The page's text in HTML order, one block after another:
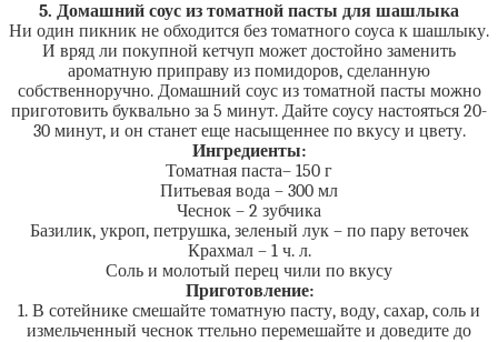
5. Домашний соус из томатной пасты для шашлыка
Ни один пикник не обходится без томатного соуса к шашлыку.
И вряд ли покупной кетчуп может достойно заменить
ароматную приправу из помидоров, сделанную
собственноручно. Домашний соус из томатной пасты можно
приготовить буквально за 5 минут. Дайте соусу настояться 20-
30 минут, и он станет еще насыщеннее по вкусу и цвету.
Ингредиенты:
Томатная паста– 150 г
Питьевая вода – 300 мл
Чеснок – 2 зубчика
Базилик, укроп, петрушка, зеленый лук – по пару веточек
Крахмал – 1 ч. л.
Соль и молотый перец чили по вкусу
Приготовление:
1. В сотейнике смешайте томатную пасту, воду, сахар, соль и
измельченный чеснок ттельно перемешайте и доведите до